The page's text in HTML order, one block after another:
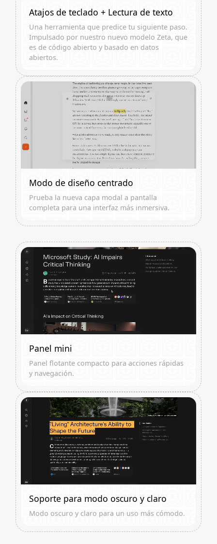
Atajos de teclado + Lectura de texto
Una herramienta que predice tu siguiente paso.
Impulsado por nuestro nuevo modelo Zeta, que
es de código abierto y basado en datos
abiertos.
Modo de diseño centrado
Prueba la nueva capa modal a pantalla
completa para una interfaz más inmersiva.
Panel mini
Panel flotante compacto para acciones rápidas
y navegación.
Soporte para modo oscuro y claro
Modo oscuro y claro para un uso más cómodo.